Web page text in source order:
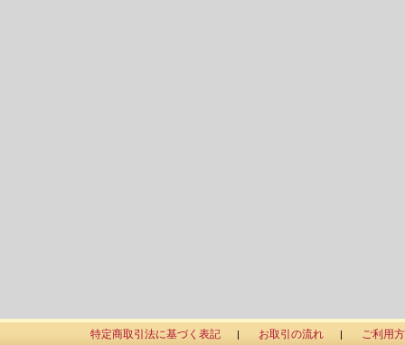
特定商取引法に基づく表記 | お取引の流れ | ご利用